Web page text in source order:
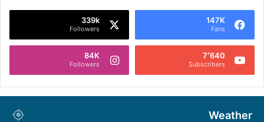
147K
Fans
339k
Followers
7٬640
Subscribers
84K
Followers
Weather